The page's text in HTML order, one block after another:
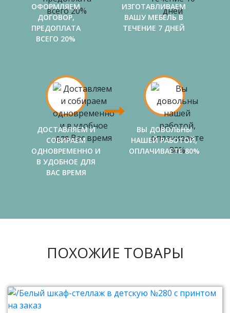
ОФОРМЛЯЕМ
ДОГОВОР,
ПРЕДОПЛАТА
ВСЕГО 20%
ИЗГОТАВЛИВАЕМ
ВАШУ МЕБЕЛЬ В
ТЕЧЕНИЕ 7 ДНЕЙ
ДОСТАВЛЯЕМ И
СОБИРАЕМ
ОДНОВРЕМЕННО И
В УДОБНОЕ ДЛЯ
ВАС ВРЕМЯ
ВЫ ДОВОЛЬНЫ
НАШЕЙ РАБОТОЙ,
ОПЛАЧИВАЕТЕ 80%
ПОХОЖИЕ ТОВАРЫ